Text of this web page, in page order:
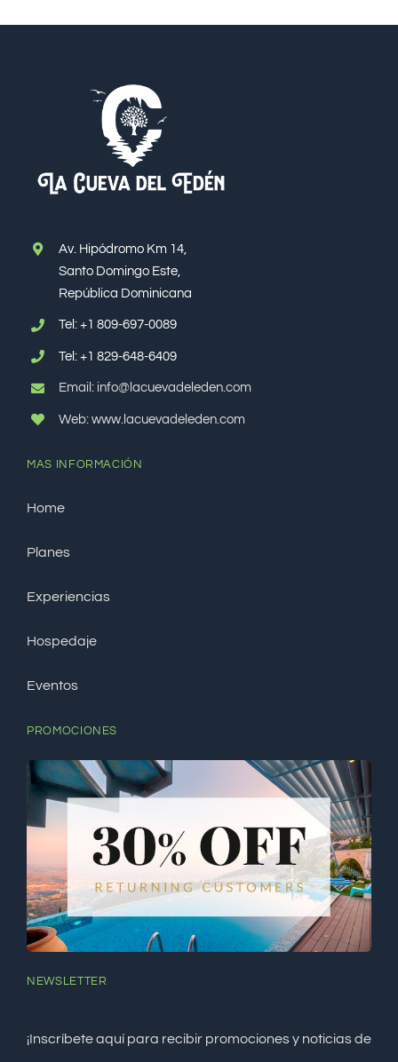
Av. Hipódromo Km 14,
Santo Domingo Este,
República Dominicana
Tel: +1 809-697-0089
Tel: +1 829-648-6409
Email: info@lacuevadeleden.com
Web: www.lacuevadeleden.com
MAS INFORMACIÓN
Home
Planes
Experiencias
Hospedaje
Eventos
PROMOCIONES
NEWSLETTER
¡Inscríbete aquí para recibir promociones y noticias de